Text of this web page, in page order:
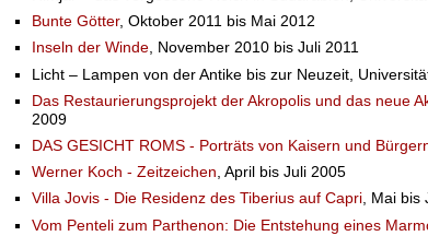
Bunte Götter, Oktober 2011 bis Mai 2012
Inseln der Winde, November 2010 bis Juli 2011
Licht – Lampen von der Antike bis zur Neuzeit,
Das Restaurierungsprojekt der Akropolis und das neue
2009
DAS GESICHT ROMS - Porträts von Kaisern und
Werner Koch - Zeitzeichen , April bis Juli 2005
Villa Jovis - Die Residenz des Tiberius auf Capri, Mai bis
Vom Penteli zum Parthenon: Die Entstehung eines